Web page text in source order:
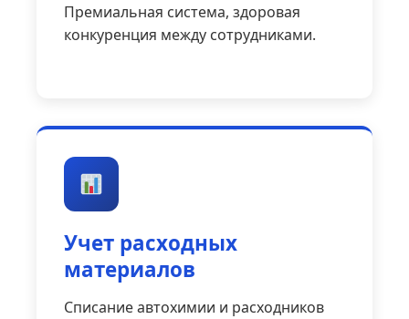
Премиальная система, здоровая
конкуренция между сотрудниками.
Учет расходных
материалов
Списание автохимии и расходников